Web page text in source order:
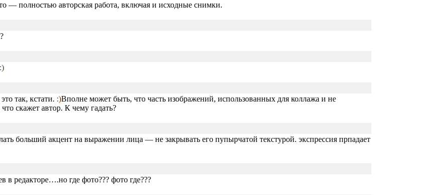
— полностью авторская работа, включая и исходные снимки.
:)
так, кстати. :)Вполне может быть, что часть изображений, использованных для коллажа и не
скажет автор. К чему гадать?
больший акцент на выражении лица — не закрывать его пупырчатой текстурой. экспрессия прпадает
в редакторе….но где фото??? фото где???